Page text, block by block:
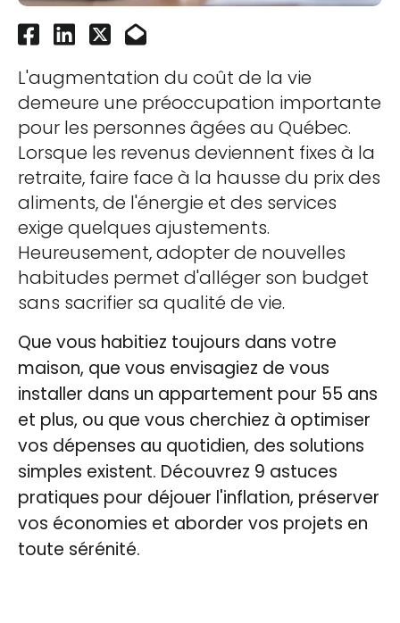
L'augmentation du coût de la vie
demeure une préoccupation importante
pour les personnes âgées au Québec.
Lorsque les revenus deviennent fixes à la
retraite, faire face à la hausse du prix des
aliments, de l'énergie et des services
exige quelques ajustements.
Heureusement, adopter de nouvelles
habitudes permet d'alléger son budget
sans sacrifier sa qualité de vie.
Que vous habitiez toujours dans votre
maison, que vous envisagiez de vous
installer dans un appartement pour 55 ans
et plus, ou que vous cherchiez à optimiser
vos dépenses au quotidien, des solutions
simples existent. Découvrez 9 astuces
pratiques pour déjouer l'inflation, préserver
vos économies et aborder vos projets en
toute sérénité.